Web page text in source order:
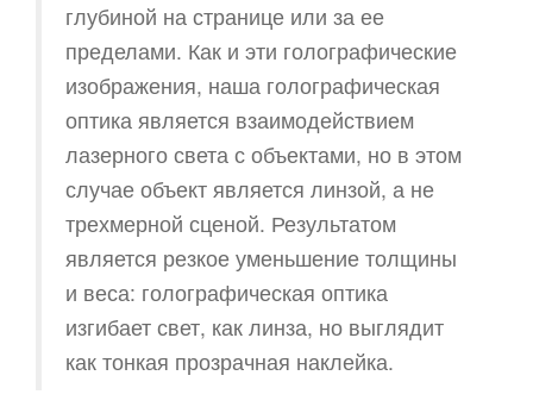
глубиной на странице или за ее
пределами. Как и эти голографические
изображения, наша голографическая
оптика является взаимодействием
лазерного света с объектами, но в этом
случае объект является линзой, а не
трехмерной сценой. Результатом
является резкое уменьшение толщины
и веса: голографическая оптика
изгибает свет, как линза, но выглядит
как тонкая прозрачная наклейка.